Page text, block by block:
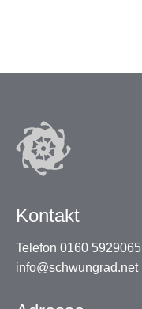
Kontakt
Telefon 0160 5929065
info@schwungrad.net